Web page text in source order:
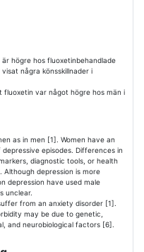
högre hos fluoxetinbehandlade
några könsskillnader i
fluoxetin var något högre hos män i
as in men [1]. Women have an
episodes. Differences in
diagnostic tools, or health
depression is more
depression have used male
unclear.
from an anxiety disorder [1].
may be due to genetic,
and neurobiological factors [6].